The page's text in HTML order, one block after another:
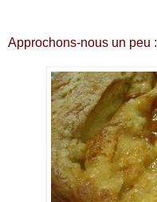
Approchons-nous un peu :